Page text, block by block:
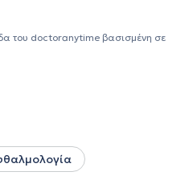
του doctoranytime βασισμένη σε